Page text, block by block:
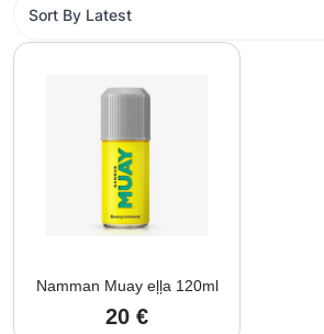
Namman Muay eļļa 120ml
20 €